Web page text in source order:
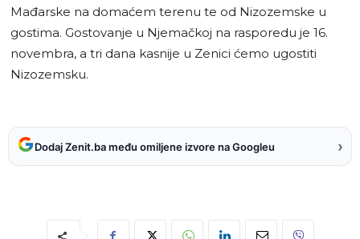
Mađarske na domaćem terenu te od Nizozemske u
gostima. Gostovanje u Njemačkoj na rasporedu je 16.
novembra, a tri dana kasnije u Zenici ćemo ugostiti
Nizozemsku.
Dodaj Zenit.ba među omiljene izvore na Googleu ›